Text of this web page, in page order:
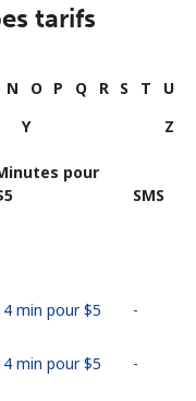
tarifs
N O P Q R S T
U
Y Z
pour
SMS
min pour ⁦$5⁩ -
min pour ⁦$5⁩ -